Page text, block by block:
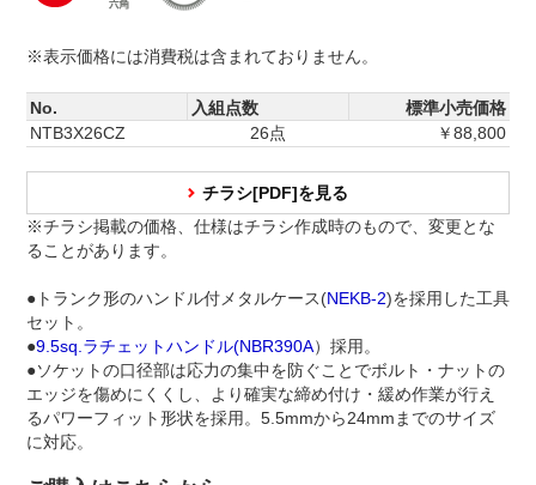
※表示価格には消費税は含まれておりません。
No. 入組点数
標準小売価格
NTB3X26CZ
26点 ￥88,800
チラシ[PDF]を見る
※チラシ掲載の価格、仕様はチラシ作成時のもので、変更とな
ることがあります。
●トランク形のハンドル付メタルケース(NEKB-2)を採用した工具
セット。
●9.5sq.ラチェットハンドル(NBR390A）採用。
●ソケットの口径部は応力の集中を防ぐことでボルト・ナットの
エッジを傷めにくくし、より確実な締め付け・緩め作業が行え
るパワーフィット形状を採用。5.5mmから24mmまでのサイズ
に対応。